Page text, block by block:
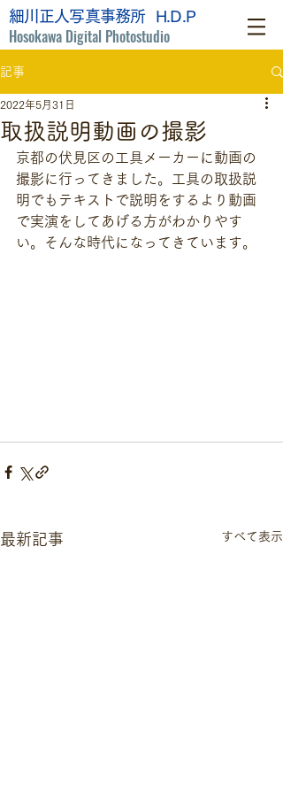
細川正人写真事務所 H.D.P
Hosokawa Digital Photostudio
記事
取扱説明動画の撮影
2022年5月31日
京都の伏見区の工具メーカーに動画の
撮影に行ってきました。工具の取扱説
明でもテキストで説明をするより動画
で実演をしてあげる方がわかりやす
い。そんな時代になってきています。
最新記事 すべて表示